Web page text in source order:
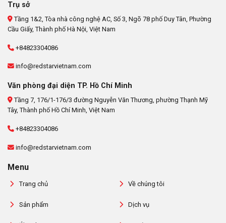
Trụ sở
Tầng 1&2, Tòa nhà công nghệ AC, Số 3, Ngõ 78 phố Duy Tân, Phường
Cầu Giấy, Thành phố Hà Nội, Việt Nam
+84823304086
info@redstarvietnam.com
Văn phòng đại diện TP. Hồ Chí Minh
Tầng 7, 176/1-176/3 đường Nguyễn Văn Thương, phường Thạnh Mỹ
Tây, Thành phố Hồ Chí Minh, Việt Nam
+84823304086
info@redstarvietnam.com
Menu
Trang chủ Về chúng tôi
Sản phẩm Dịch vụ